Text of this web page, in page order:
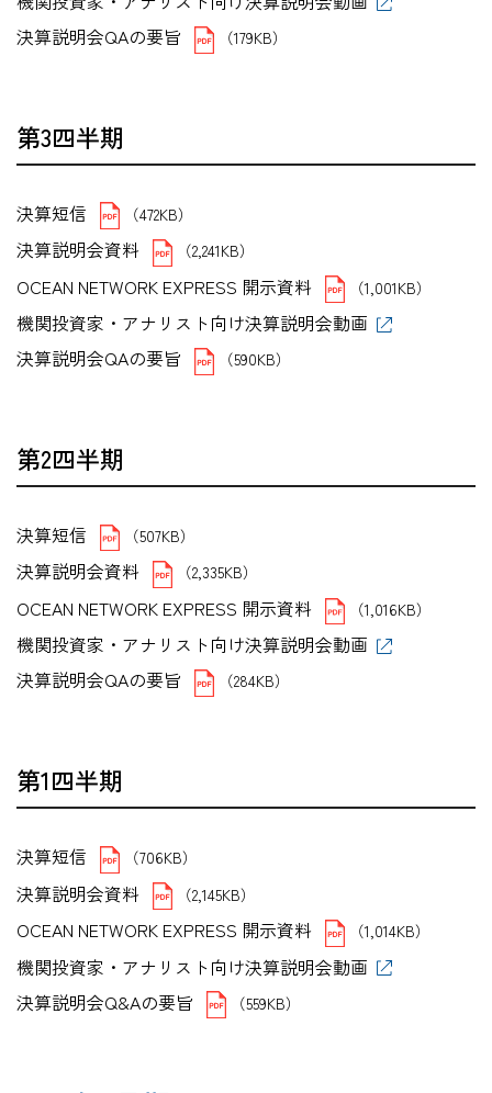
決算説明会QAの要旨
（179KB）
第3四半期
決算短信 （472KB）
決算説明会資料 （2,241KB）
OCEAN NETWORK EXPRESS 開示資料 （1,001KB）
機関投資家・アナリスト向け決算説明会動画
決算説明会QAの要旨
（590KB）
第2四半期
決算短信 （507KB）
決算説明会資料 （2,335KB）
OCEAN NETWORK EXPRESS 開示資料 （1,016KB）
機関投資家・アナリスト向け決算説明会動画
決算説明会QAの要旨
（284KB）
第1四半期
決算短信 （706KB）
決算説明会資料 （2,145KB）
OCEAN NETWORK EXPRESS 開示資料 （1,014KB）
機関投資家・アナリスト向け決算説明会動画
決算説明会Q&Aの要旨
（559KB）